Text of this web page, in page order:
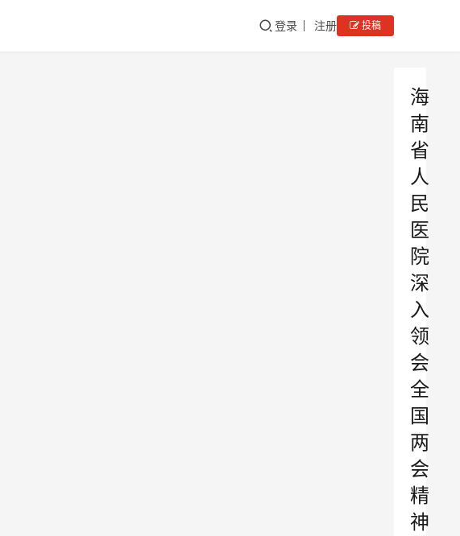
登录 注册 投稿
海
南
省
人
民
医
院
深
入
领
会
全
国
两
会
精
神